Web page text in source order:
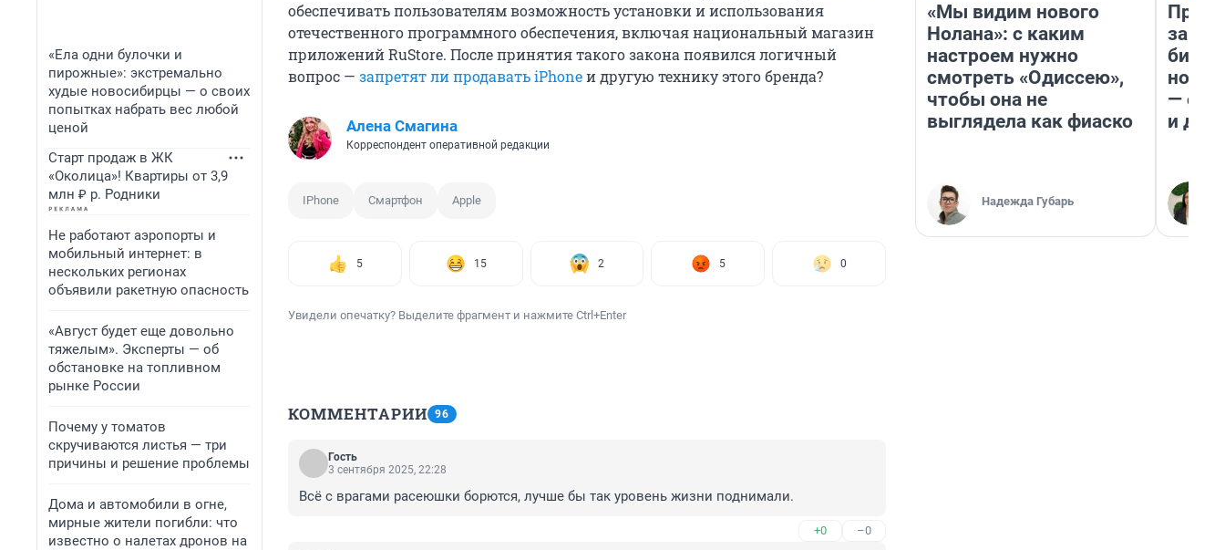
«Ела одни булочки и
пирожные»: экстремально
худые новосибирцы — о своих
попытках набрать вес любой
ценой
Старт продаж в ЖК
«Околица»! Квартиры от 3,9
млн ₽ р. Родники
Не работают аэропорты и
мобильный интернет: в
нескольких регионах
объявили ракетную опасность
«Август будет еще довольно
тяжелым». Эксперты — об
обстановке на топливном
рынке России
Почему у томатов
скручиваются листья — три
причины и решение проблемы
Дома и автомобили в огне,
мирные жители погибли: что
известно о налетах дронов на
обеспечивать пользователям возможность установки и использования
отечественного программного обеспечения, включая национальный магазин
приложений RuStore. После принятия такого закона появился логичный
вопрос — запретят ли продавать iPhoneи другую технику этого бренда?
Алена Смагина
Корреспондент оперативной редакции
IPhone Смартфон Apple
5 15 2 5 0
Увидели опечатку? Выделите фрагмент и нажмите Ctrl+Enter
КОММЕНТАРИИ 96
Гость
3 сентября 2025, 22:28
Всё с врагами расеюшки борются, лучше бы так уровень жизни поднимали.
+0 –0
«Мы видим нового
Нолана»: с каким
настроем нужно
смотреть «Одиссею»,
чтобы она не
выглядела как фиаско
Надежда Губарь
— он
и